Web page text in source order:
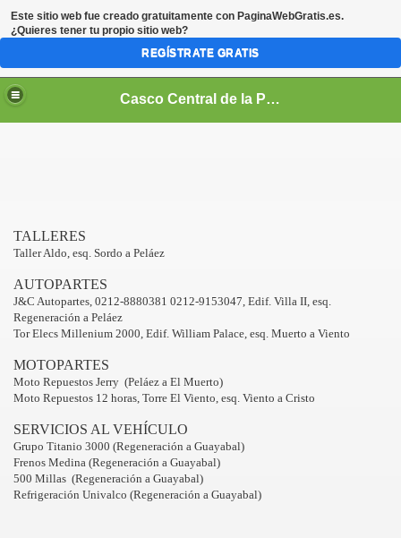
Casco Central de la Parroquia Santa Rosalía
TALLERES
Taller Aldo, esq. Sordo a Peláez
AUTOPARTES
J&C Autopartes, 0212-8880381 0212-9153047, Edif. Villa II, esq.
Regeneración a Peláez
Tor Elecs Millenium 2000, Edif. William Palace, esq. Muerto a Viento
MOTOPARTES
Moto Repuestos Jerry (Peláez a El Muerto)
Moto Repuestos 12 horas, Torre El Viento, esq. Viento a Cristo
SERVICIOS AL VEHÍCULO
Grupo Titanio 3000 (Regeneración a Guayabal)
Frenos Medina (Regeneración a Guayabal)
500 Millas (Regeneración a Guayabal)
Refrigeración Univalco (Regeneración a Guayabal)
Este sitio web fue creado gratuitamente con PaginaWebGratis.es.
¿Quieres tener tu propio sitio web?
REGÍSTRATE GRATIS